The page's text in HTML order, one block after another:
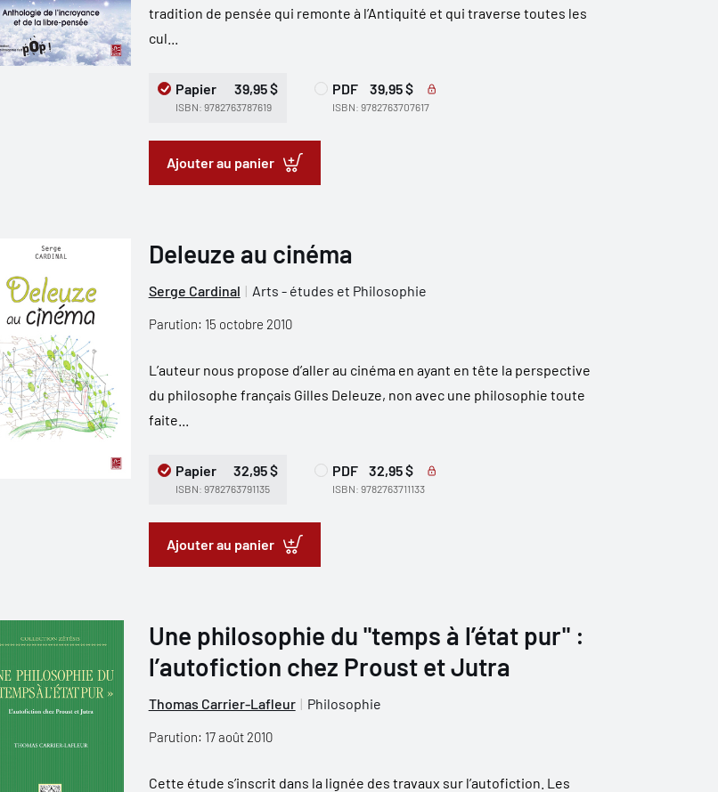
tradition de pensée qui remonte à l’Antiquité et qui traverse toutes les
cul...
Papier 39,95 $
ISBN: 9782763787619
PDF 39,95 $
ISBN: 9782763707617
Ajouter au panier
Deleuze au cinéma
Serge Cardinal Arts - études et Philosophie
Parution: 15 octobre 2010
L’auteur nous propose d’aller au cinéma en ayant en tête la perspective
du philosophe français Gilles Deleuze, non avec une philosophie toute
faite...
Papier 32,95 $
ISBN: 9782763791135
PDF 32,95 $
ISBN: 9782763711133
Ajouter au panier
Une philosophie du "temps à l’état pur" :
l’autofiction chez Proust et Jutra
Thomas Carrier-Lafleur Philosophie
Parution: 17 août 2010
Cette étude s’inscrit dans la lignée des travaux sur l’autofiction. Les